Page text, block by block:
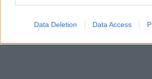
Data Deletion Data Access